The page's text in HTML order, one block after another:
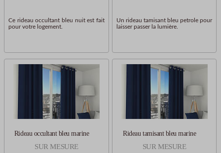
Ce rideau occultant bleu nuit est fait
pour votre logement.
Un rideau tamisant bleu petrole pour
laisser passer la lumière.
Rideau occultant bleu marine
SUR MESURE
Rideau tamisant bleu marine
SUR MESURE